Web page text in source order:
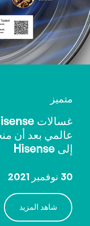
متميز
إلى Hisense
30 نوفمبر 2021
شاهد المزيد